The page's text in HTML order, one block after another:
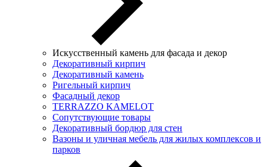
Искусственный камень для фасада и декор
Декоративный кирпич
Декоративный камень
Ригельный кирпич
Фасадный декор
TERRAZZO KAMELOT
Сопутствующие товары
Декоративный бордюр для стен
Вазоны и уличная мебель для жилых комплексов и
парков